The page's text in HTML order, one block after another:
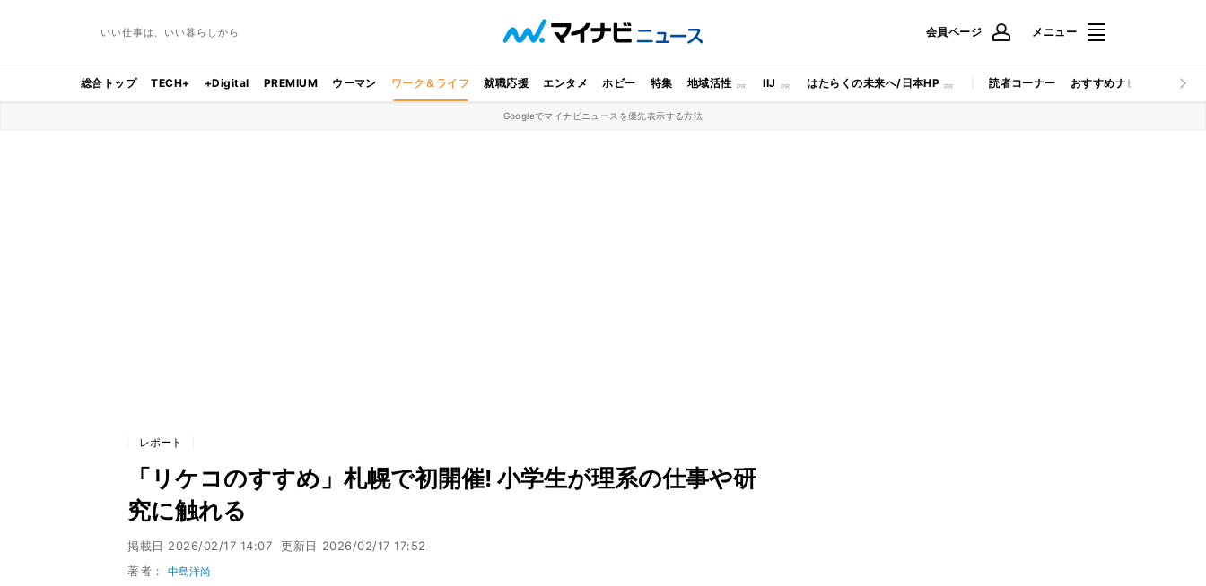
いい仕事は、いい暮らしから 会員ページ メニュー
総合トップ TECH+ +Digital PREMIUM ウーマン ワーク＆ライフ 就職応援 エンタメ ホビー 特集 地域活性 IIJ はたらくの未来へ/日本HP 読者コーナー おすすめナビ マイナビ
Googleでマイナビニュースを優先表示する方法
レポート
「リケコのすすめ」札幌で初開催! 小学生が理系の仕事や研
究に触れる
掲載日 2026/02/17 14:07 更新日 2026/02/17 17:52
著者：中島洋尚